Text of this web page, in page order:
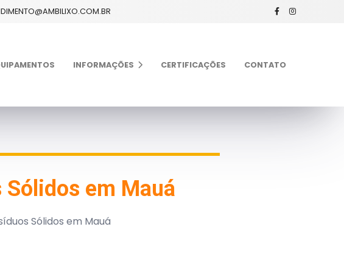
INFORMAÇÕES CERTIFICAÇÕES CONTATO
Sólidos em Mauá
Sólidos em Mauá